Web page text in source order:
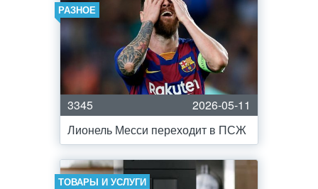
РАЗНОЕ
3345
2026-05-11
Лионель Месси переходит в ПСЖ
ТОВАРЫ И УСЛУГИ